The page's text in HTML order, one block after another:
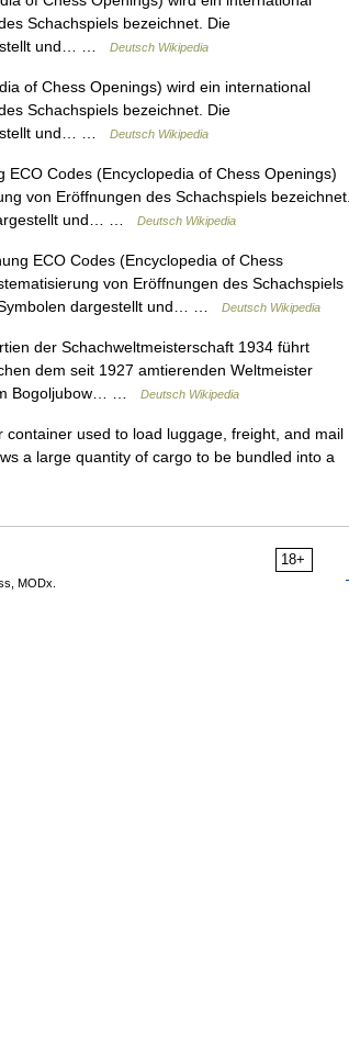
Schachspiels bezeichnet. Die
und… …
Deutsch Wikipedia
of Chess Openings) wird ein international
Schachspiels bezeichnet. Die
und… …
Deutsch Wikipedia
Codes (Encyclopedia of Chess Openings)
von Eröffnungen des Schachspiels bezeichnet.
und… …
Deutsch Wikipedia
ECO Codes (Encyclopedia of Chess
von Eröffnungen des Schachspiels
Symbolen dargestellt und… …
Deutsch Wikipedia
der Schachweltmeisterschaft 1934 führt
dem seit 1927 amtierenden Weltmeister
Bogoljubow… …
Deutsch Wikipedia
used to load luggage, freight, and mail
a large quantity of cargo to be bundled into a
18+
MODx.